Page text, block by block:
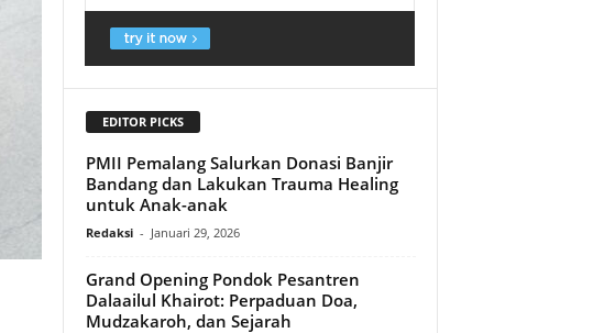
EDITOR PICKS
PMII Pemalang Salurkan Donasi Banjir
Bandang dan Lakukan Trauma Healing
untuk Anak-anak
Redaksi - Januari 29, 2026
Grand Opening Pondok Pesantren
Dalaailul Khairot: Perpaduan Doa,
Mudzakaroh, dan Sejarah